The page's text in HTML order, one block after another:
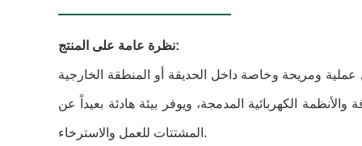
نظرة عامة على المنتج:
ومريحة وخاصة داخل الحديقة أو المنطقة الخارجية
الكهربائية المدمجة، ويوفر بيئة هادئة بعيداً عن
المشتتات للعمل والاسترخاء.